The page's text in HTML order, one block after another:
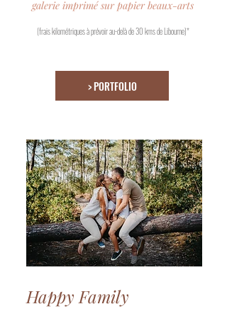
galerie imprimé sur papier beaux-arts
(frais kilométriques à prévoir au-delàde 30 kms de Libourne)*
Happy Family
> PORTFOLIO